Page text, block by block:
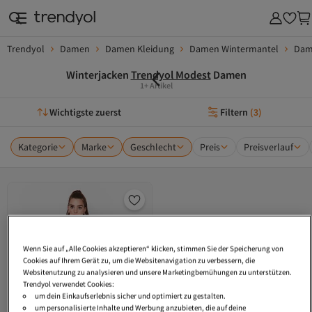
Trendyol Damen Damen Kleidung Damen Wintermantel
Winterjacken Trendyol Modest Damen
1+ Artikel
Wichtigste zuerst Filtern (3)
Kategorie Marke Geschlecht Preis Preisverlauf
Wenn Sie auf „Alle Cookies akzeptieren“ klicken, stimmen Sie der Speicherung von
Cookies auf Ihrem Gerät zu, um die Websitenavigation zu verbessern, die
Websitenutzung zu analysieren und unsere Marketingbemühungen zu unterstützen.
Trendyol verwendet Cookies:
um dein Einkaufserlebnis sicher und optimiert zu gestalten.
um personalisierte Inhalte und Werbung anzubieten, die auf deine